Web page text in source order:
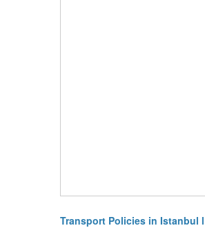
Transport Policies in Istanbul